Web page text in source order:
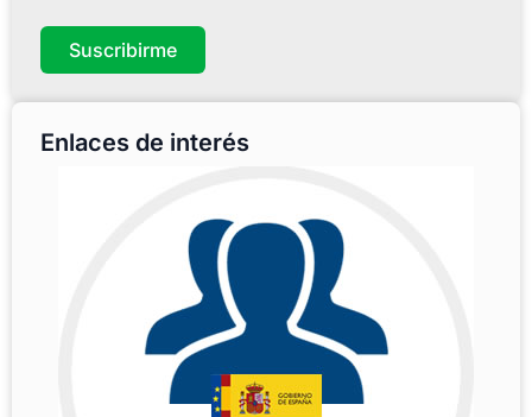
Suscribirme
Enlaces de interés